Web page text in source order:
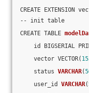
CREATE EXTENSION
-- init table
CREATE TABLE
id BIGSERIAL
vector VECTOR(
status VARCHAR(
user_id VARCHAR(